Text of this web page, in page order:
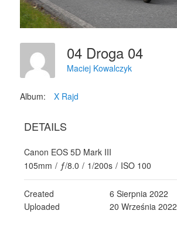
04 Droga 04
Maciej Kowalczyk
Album: X Rajd
DETAILS
Canon EOS 5D Mark III
105mm / ƒ/8.0 / 1/200s / ISO 100
Created
6 Sierpnia 2022
Uploaded
20 Września 2022